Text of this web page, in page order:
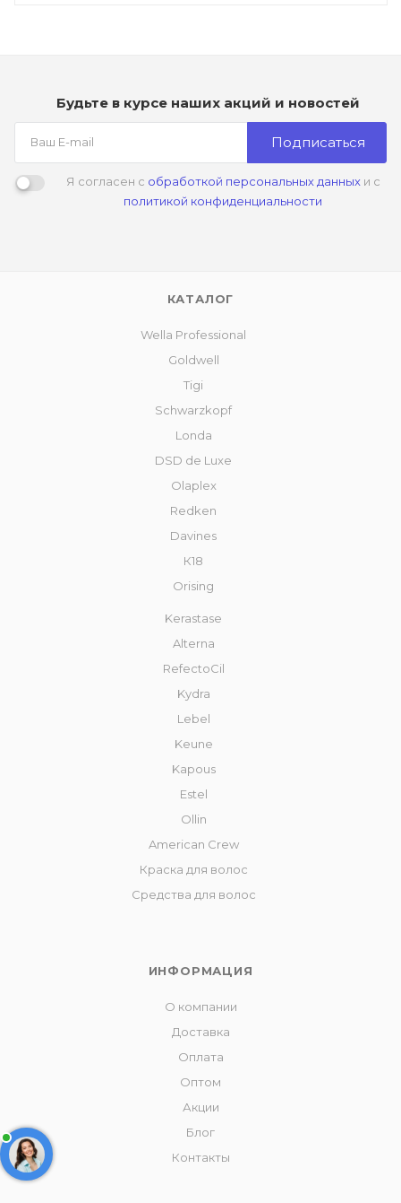
Будьте в курсе наших акций и новостей
Подписаться
Я согласен с обработкой персональных данныхи с
политикой конфиденциальности
КАТАЛОГ
Wella Professional
Goldwell
Tigi
Schwarzkopf
Londa
DSD de Luxe
Olaplex
Redken
Davines
К18
Orising
Kerastase
Alterna
RefectoCil
Kydra
Lebel
Keune
Kapous
Estel
Ollin
American Crew
Краска для волос
Средства для волос
ИНФОРМАЦИЯ
О компании
Доставка
Оплата
Оптом
Акции
Блог
Контакты